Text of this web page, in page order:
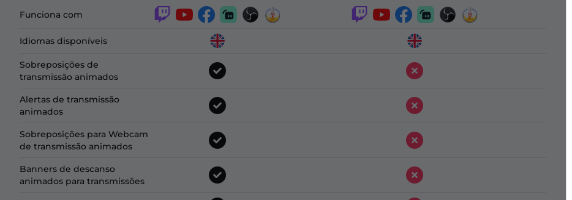
Funciona com
Idiomas disponíveis
Sobreposições de
transmissão animados
Alertas de transmissão
animados
Sobreposições para Webcam
de transmissão animados
Banners de descanso
animados para transmissões